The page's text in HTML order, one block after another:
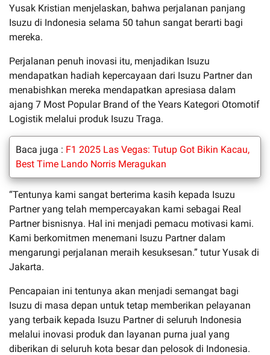
Yusak Kristian menjelaskan, bahwa perjalanan panjang
Isuzu di Indonesia selama 50 tahun sangat berarti bagi
mereka.
Perjalanan penuh inovasi itu, menjadikan Isuzu
mendapatkan hadiah kepercayaan dari Isuzu Partner dan
menabishkan mereka mendapatkan apresiasa dalam
ajang 7 Most Popular Brand of the Years Kategori Otomotif
Logistik melalui produk Isuzu Traga.
Baca juga : F1 2025 Las Vegas: Tutup Got Bikin Kacau,
Best Time Lando Norris Meragukan
“Tentunya kami sangat berterima kasih kepada Isuzu
Partner yang telah mempercayakan kami sebagai Real
Partner bisnisnya. Hal ini menjadi pemacu motivasi kami.
Kami berkomitmen menemani Isuzu Partner dalam
mengarungi perjalanan meraih kesuksesan.” tutur Yusak di
Jakarta.
Pencapaian ini tentunya akan menjadi semangat bagi
Isuzu di masa depan untuk tetap memberikan pelayanan
yang terbaik kepada Isuzu Partner di seluruh Indonesia
melalui inovasi produk dan layanan purna jual yang
diberikan di seluruh kota besar dan pelosok di Indonesia.